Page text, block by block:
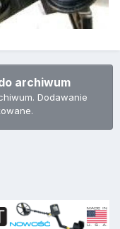
archiwum
Dodawanie